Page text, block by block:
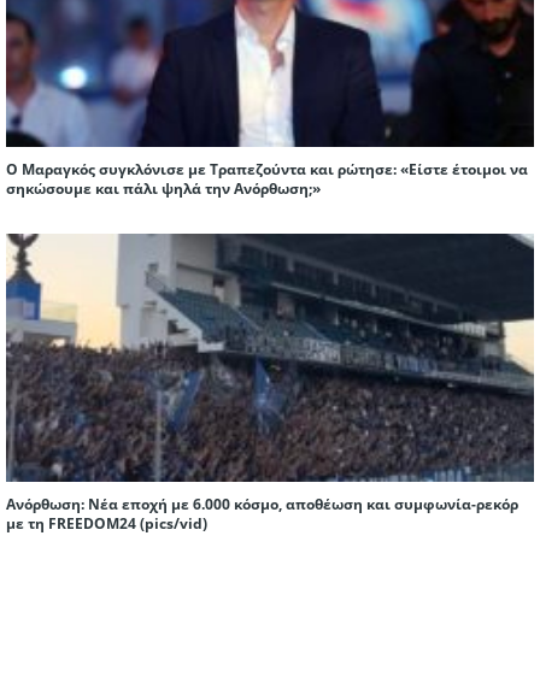
Ο Μαραγκός συγκλόνισε με Τραπεζούντα και ρώτησε: «Είστε έτοιμοι να
σηκώσουμε και πάλι ψηλά την Ανόρθωση;»
Ανόρθωση: Νέα εποχή με 6.000 κόσμο, αποθέωση και συμφωνία-ρεκόρ
με τη FREEDOM24 (pics/vid)